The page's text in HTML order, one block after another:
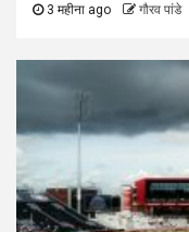
3 महीना ago गौरव पांडे